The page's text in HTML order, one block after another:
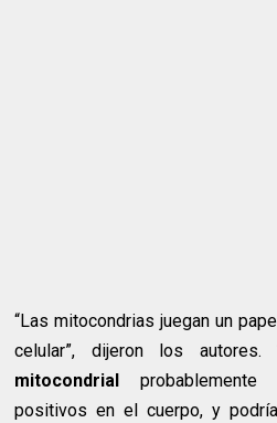
“Las mitocondrias juegan un
celular”, dijeron los
mitocondrial
positivos en el cuerpo, y